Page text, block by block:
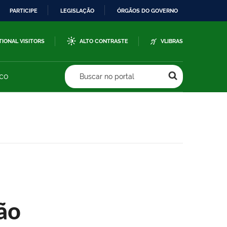
PARTICIPE LEGISLAÇÃO ÓRGÃOS DO GOVERNO
VISITORS ALTO CONTRASTE VLIBRAS
Buscar no portal